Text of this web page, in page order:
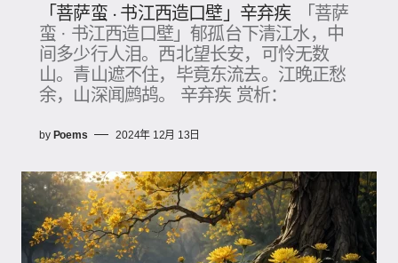
「菩萨蛮 · 书江西造口壁」辛弃疾
「菩萨
蛮 · 书江西造口壁」郁孤台下清江水，中
间多少行人泪。西北望长安，可怜无数
山。青山遮不住，毕竟东流去。江晚正愁
余，山深闻鹧鸪。 辛弃疾 赏析：
by Poems 2024年 12月 13日